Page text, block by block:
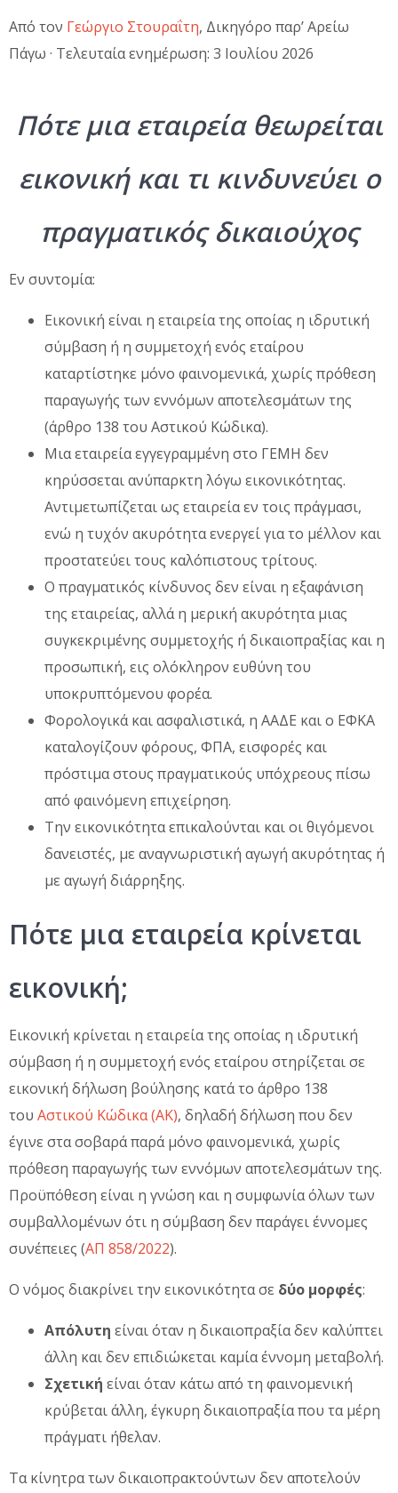
Από τον Γεώργιο Στουραΐτη, Δικηγόρο παρ’ Αρείω
Πάγω · Τελευταία ενημέρωση: 3 Ιουλίου 2026
Πότε μια εταιρεία θεωρείται
εικονική και τι κινδυνεύει ο
πραγματικός δικαιούχος
Εν συντομία:
Εικονική είναι η εταιρεία της οποίας η ιδρυτική
σύμβαση ή η συμμετοχή ενός εταίρου
καταρτίστηκε μόνο φαινομενικά, χωρίς πρόθεση
παραγωγής των εννόμων αποτελεσμάτων της
(άρθρο 138 του Αστικού Κώδικα).
Μια εταιρεία εγγεγραμμένη στο ΓΕΜΗ δεν
κηρύσσεται ανύπαρκτη λόγω εικονικότητας.
Αντιμετωπίζεται ως εταιρεία εν τοις πράγμασι,
ενώ η τυχόν ακυρότητα ενεργεί για το μέλλον και
προστατεύει τους καλόπιστους τρίτους.
Ο πραγματικός κίνδυνος δεν είναι η εξαφάνιση
της εταιρείας, αλλά η μερική ακυρότητα μιας
συγκεκριμένης συμμετοχής ή δικαιοπραξίας και η
προσωπική, εις ολόκληρον ευθύνη του
υποκρυπτόμενου φορέα.
Φορολογικά και ασφαλιστικά, η ΑΑΔΕ και ο ΕΦΚΑ
καταλογίζουν φόρους, ΦΠΑ, εισφορές και
πρόστιμα στους πραγματικούς υπόχρεους πίσω
από φαινόμενη επιχείρηση.
Την εικονικότητα επικαλούνται και οι θιγόμενοι
δανειστές, με αναγνωριστική αγωγή ακυρότητας ή
με αγωγή διάρρηξης.
Πότε μια εταιρεία κρίνεται
εικονική;
Εικονική κρίνεται η εταιρεία της οποίας η ιδρυτική
σύμβαση ή η συμμετοχή ενός εταίρου στηρίζεται σε
εικονική δήλωση βούλησης κατά το άρθρο 138
του Αστικού Κώδικα (ΑΚ), δηλαδή δήλωση που δεν
έγινε στα σοβαρά παρά μόνο φαινομενικά, χωρίς
πρόθεση παραγωγής των εννόμων αποτελεσμάτων της.
Προϋπόθεση είναι η γνώση και η συμφωνία όλων των
συμβαλλομένων ότι η σύμβαση δεν παράγει έννομες
συνέπειες (ΑΠ 858/2022).
Ο νόμος διακρίνει την εικονικότητα σε δύο μορφές:
Απόλυτη είναι όταν η δικαιοπραξία δεν καλύπτει
άλλη και δεν επιδιώκεται καμία έννομη μεταβολή.
Σχετική είναι όταν κάτω από τη φαινομενική
κρύβεται άλλη, έγκυρη δικαιοπραξία που τα μέρη
πράγματι ήθελαν.
Τα κίνητρα των δικαιοπρακτούντων δεν αποτελούν